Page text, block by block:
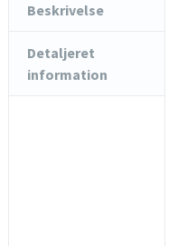
Beskrivelse
Detaljeret
information